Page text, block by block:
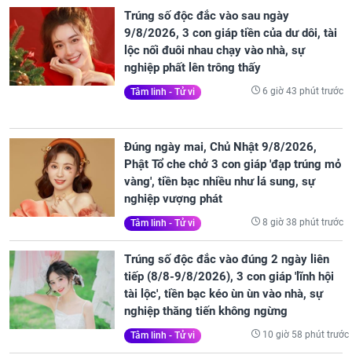
Trúng số độc đắc vào sau ngày
9/8/2026, 3 con giáp tiền của dư dôi, tài
lộc nối đuôi nhau chạy vào nhà, sự
nghiệp phất lên trông thấy
Tâm linh - Tử vi 6 giờ 43 phút trước
Đúng ngày mai, Chủ Nhật 9/8/2026,
Phật Tổ che chở 3 con giáp 'đạp trúng mỏ
vàng', tiền bạc nhiều như lá sung, sự
nghiệp vượng phát
Tâm linh - Tử vi 8 giờ 38 phút trước
Trúng số độc đắc vào đúng 2 ngày liên
tiếp (8/8-9/8/2026), 3 con giáp 'lĩnh hội
tài lộc', tiền bạc kéo ùn ùn vào nhà, sự
nghiệp thăng tiến không ngừng
Tâm linh - Tử vi 10 giờ 58 phút trước